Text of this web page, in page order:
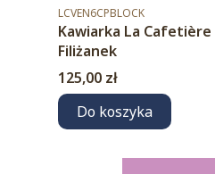
Kod produktu
LCVEN6CPBLOCK
Kawiarka La
Filiżanek
Cena
125,00 zł
Do koszyka